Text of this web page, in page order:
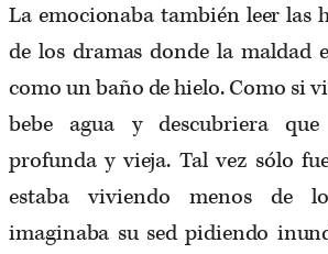
La emocionaba también leer las
de los dramas donde la maldad
como un baño de hielo. Como si
bebe agua y descubriera
profunda y vieja. Tal vez sólo
estaba viviendo menos de
imaginaba su sed pidiendo